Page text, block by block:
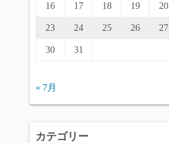
16 17 18 19 20
23 24 25 26 27
30 31
« 7月
カテゴリー